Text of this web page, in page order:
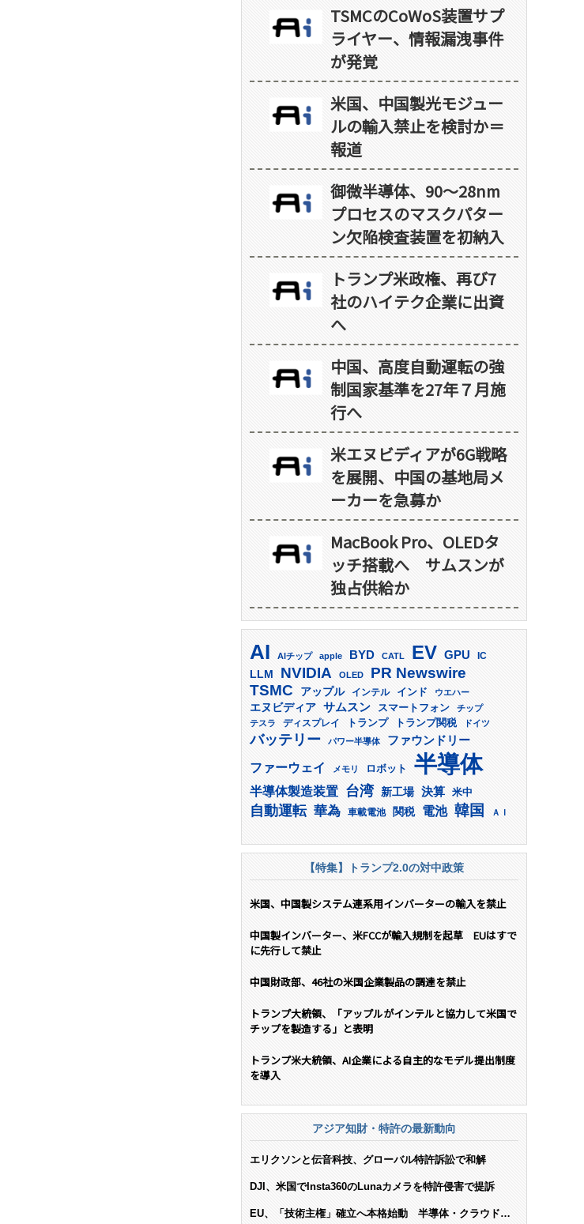
TSMCのCoWoS装置サプ
ライヤー、情報漏洩事件
が発覚
米国、中国製光モジュー
ルの輸入禁止を検討か＝
報道
御微半導体、90～28nm
プロセスのマスクパター
ン欠陥検査装置を初納入
トランプ米政権、再び7
社のハイテク企業に出資
へ
中国、高度自動運転の強
制国家基準を27年７月施
行へ
米エヌビディアが6G戦略
を展開、中国の基地局メ
ーカーを急募か
MacBook Pro、OLEDタ
ッチ搭載へ サムスンが
独占供給か
AI AIチップ apple BYD CATL EV GPU IC
LLM NVIDIA OLED PR Newswire
TSMC アップル インテル インド ウエハー
エヌビディア サムスン スマートフォン
チップ
テスラ
ディスプレイ トランプ トランプ関税 ドイツ
バッテリー パワー半導体 ファウンドリー
ファーウェイ メモリ ロボット 半導体
半導体製造装置 台湾 新工場 決算 米中
自動運転 華為 車載電池 関税 電池 韓国 ＡＩ
【特集】トランプ2.0の対中政策
米国、中国製システム連系用インバーターの輸入を禁止
中国製インバーター、米FCCが輸入規制を起草 EUはすで
に先行して禁止
中国財政部、46社の米国企業製品の調達を禁止
トランプ大統領、「アップルがインテルと協力して米国で
チップを製造する」と表明
トランプ米大統領、AI企業による自主的なモデル提出制度
を導入
アジア知財・特許の最新動向
エリクソンと伝音科技、グローバル特許訴訟で和解
DJI、米国でInsta360のLunaカメラを特許侵害で提訴
EU、「技術主権」確立へ本格始動 半導体・クラウド・